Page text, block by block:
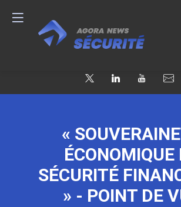
«
ÉCONOMIQUE
SÉCURITÉ
» - POINT DE